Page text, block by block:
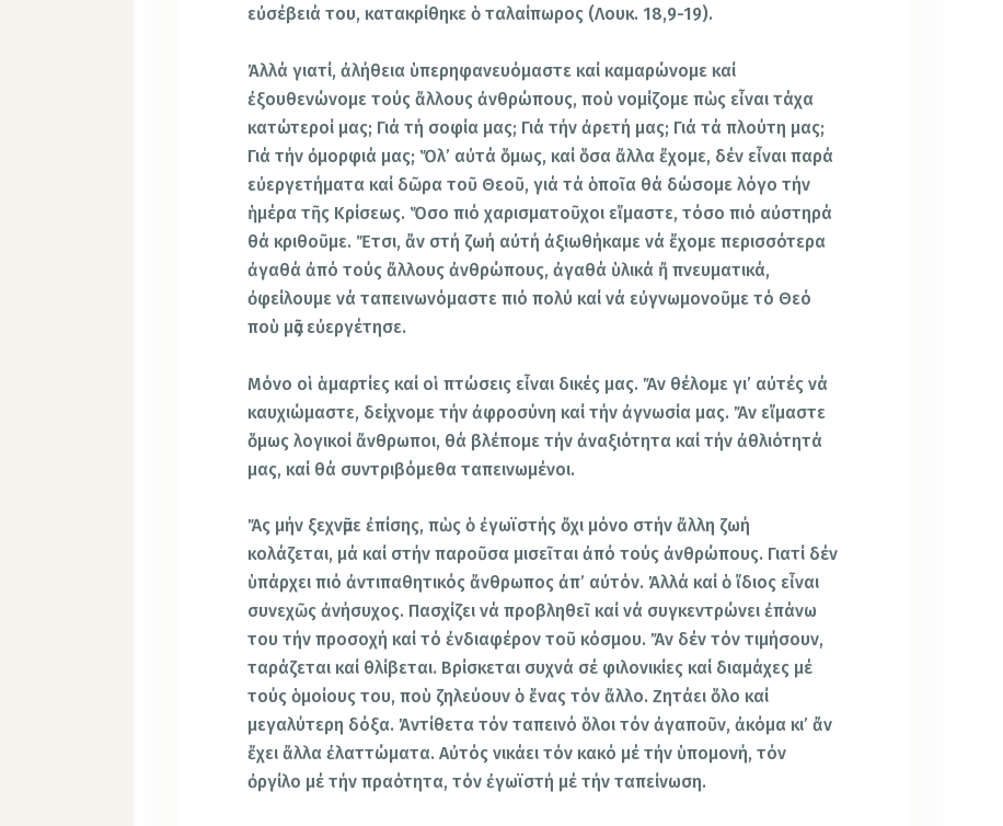
εὐσέβειά του, κατακρίθηκε ὁ ταλαίπωρος (Λουκ. 18,9-19).
Ἀλλά γιατί, ἀλήθεια ὑπερηφανευόμαστε καί καμαρώνομε καί
ἐξουθενώνομε τούς ἄλλους ἀνθρώπους, ποὺ νομίζομε πὼς εἶναι τάχα
κατώτεροί μας; Γιά τή σοφία μας; Γιά τήν ἀρετή μας; Γιά τά πλούτη μας;
Γιά τήν ὀμορφιά μας; Ὅλ’ αὐτά ὅμως, καί ὅσα ἄλλα ἔχομε, δέν εἶναι παρά
εὐεργετήματα καί δῶρα τοῦ Θεοῦ, γιά τά ὁποῖα θά δώσομε λόγο τήν
ἡμέρα τῆς Κρίσεως. Ὅσο πιό χαρισματοῦχοι εἴμαστε, τόσο πιό αὐστηρά
θά κριθοῦμε. Ἔτσι, ἄν στή ζωή αὐτή ἀξιωθήκαμε νά ἔχομε περισσότερα
ἀγαθά ἀπό τούς ἄλλους ἀνθρώπους, ἀγαθά ὑλικά ἤ πνευματικά,
ὀφείλουμε νά ταπεινωνόμαστε πιό πολύ καί νά εὐγνωμονοῦμε τό Θεό
ποὺ μᾶς εὐεργέτησε.
Μόνο οἱ ἁμαρτίες καί οἱ πτώσεις εἶναι δικές μας. Ἄν θέλομε γι’ αὐτές νά
καυχιώμαστε, δείχνομε τήν ἀφροσύνη καί τήν ἀγνωσία μας. Ἄν εἴμαστε
ὅμως λογικοί ἄνθρωποι, θά βλέπομε τήν ἀναξιότητα καί τήν ἀθλιότητά
μας, καί θά συντριβόμεθα ταπεινωμένοι.
Ἄς μήν ξεχνᾶμε ἐπίσης, πὼς ὁ ἐγωϊστής ὄχι μόνο στήν ἄλλη ζωή
κολάζεται, μά καί στήν παροῦσα μισεῖται ἀπό τούς ἀνθρώπους. Γιατί δέν
ὑπάρχει πιό ἀντιπαθητικός ἄνθρωπος ἀπ’ αὐτόν. Ἀλλά καί ὁ ἴδιος εἶναι
συνεχῶς ἀνήσυχος. Πασχίζει νά προβληθεῖ καί νά συγκεντρώνει ἐπάνω
του τήν προσοχή καί τό ἐνδιαφέρον τοῦ κόσμου. Ἄν δέν τόν τιμήσουν,
ταράζεται καί θλίβεται. Βρίσκεται συχνά σέ φιλονικίες καί διαμάχες μέ
τούς ὁμοίους του, ποὺ ζηλεύουν ὁ ἕνας τόν ἄλλο. Ζητάει ὅλο καί
μεγαλύτερη δόξα. Ἀντίθετα τόν ταπεινό ὅλοι τόν ἀγαποῦν, ἀκόμα κι’ ἄν
ἔχει ἄλλα ἐλαττώματα. Αὐτός νικάει τόν κακό μέ τήν ὑπομονή, τόν
ὀργίλο μέ τήν πραότητα, τόν ἐγωϊστή μέ τήν ταπείνωση.